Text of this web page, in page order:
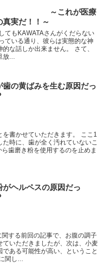
これが医療
真実だ！！～
てもKAWATAさんがくだらない
ている通り、彼らは実態的な神
な話しか出来ません。 さて、
放...
歯の黄ばみを生む原因だっ
書かせていただきます。 ここ1
時に、歯が全く汚れていないこ
歯磨き粉を使用するのを止めま
がヘルペスの原因だっ
する前回の記事で、お腹の調子
いただきましたが、次は、小麦
ある可能性が高い、ということ
関し...